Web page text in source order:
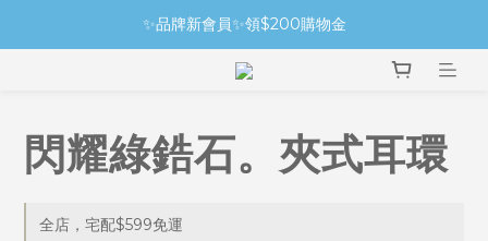
✨品牌新會員✨領$200購物金
閃耀綠鋯石。夾式耳環
全店，宅配$599免運